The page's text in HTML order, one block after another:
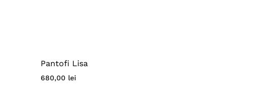
Pantofi Lisa
680,00 lei